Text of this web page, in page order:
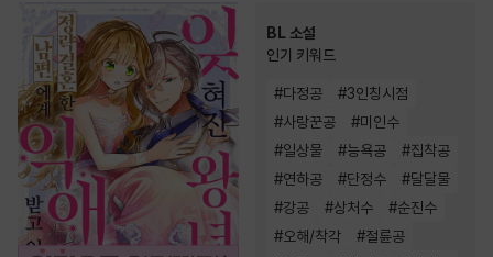
BL 소설
인기 키워드
#다정공 #3인칭시점
#사랑꾼공 #미인수
#일상물 #능욕공 #집착공
#연하공 #단정수 #달달물
#강공 #상처수 #순진수
#오해/착각 #절륜공